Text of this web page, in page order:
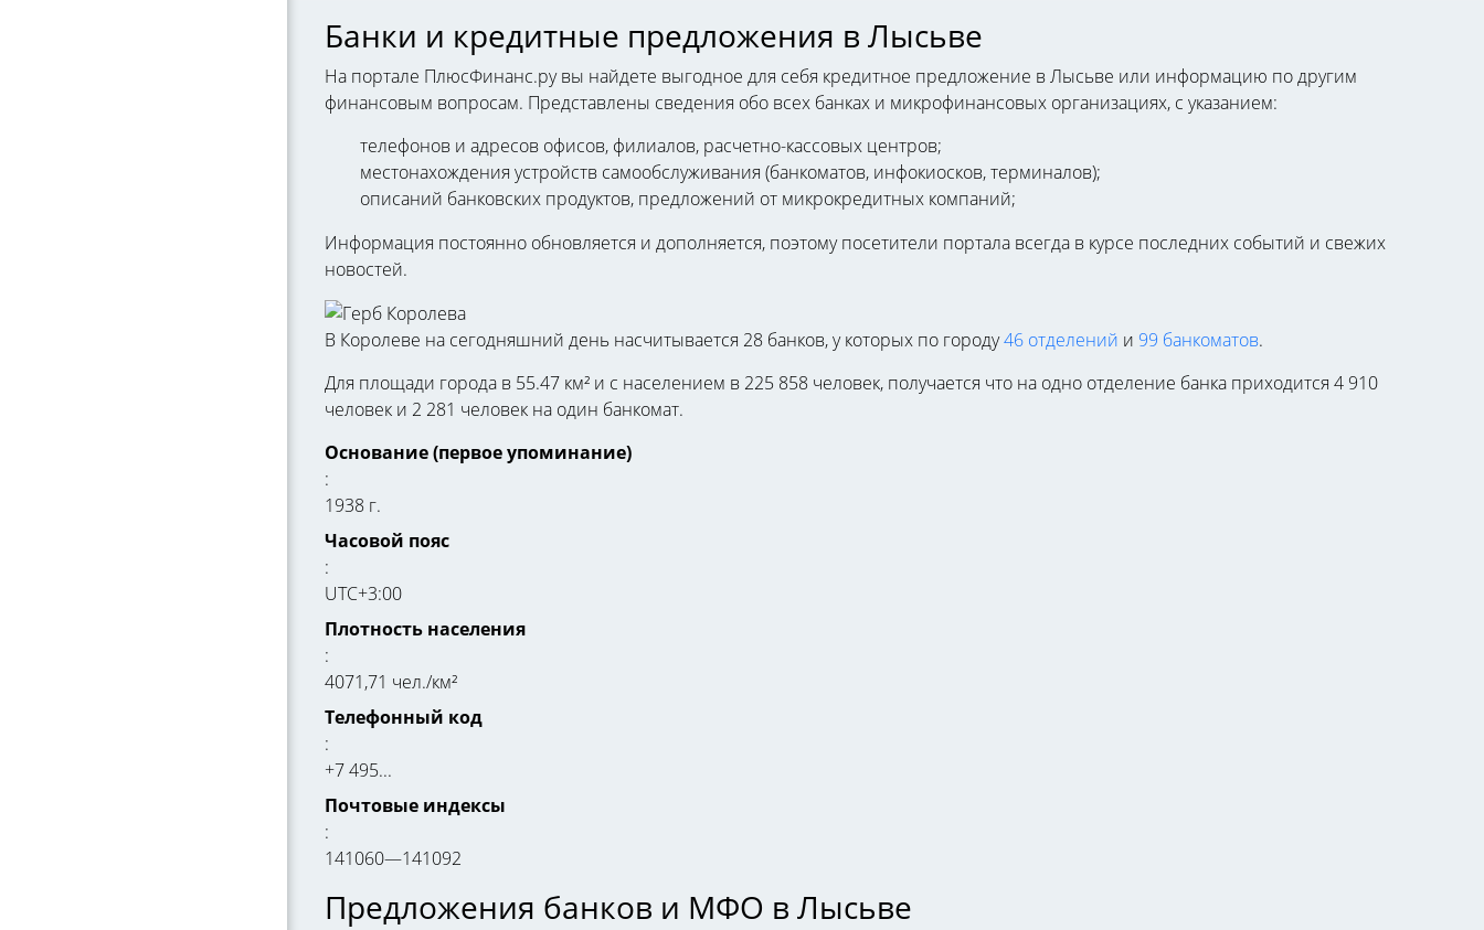
Банки и кредитные предложения в Лысьве
На портале ПлюсФинанс.ру вы найдете выгодное для себя кредитное предложение в Лысьве или информацию по другим
финансовым вопросам. Представлены сведения обо всех банках и микрофинансовых организациях, с указанием:
телефонов и адресов офисов, филиалов, расчетно-кассовых центров;
местонахождения устройств самообслуживания (банкоматов, инфокиосков, терминалов);
описаний банковских продуктов, предложений от микрокредитных компаний;
Информация постоянно обновляется и дополняется, поэтому посетители портала всегда в курсе последних событий и свежих
новостей.
В Королеве на сегодняшний день насчитывается 28 банков, у которых по городу46 отделений и 99 банкоматов.
Для площади города в 55.47 км² и с населением в 225 858 человек, получается что на одно отделение банка приходится 4 910
человек и 2 281 человек на один банкомат.
Основание (первое упоминание)
:
1938 г.
Часовой пояс
:
UTC+3:00
Плотность населения
:
4071,71 чел./км²
Телефонный код
:
+7 495...
Почтовые индексы
:
141060—141092
Предложения банков и МФО в Лысьве